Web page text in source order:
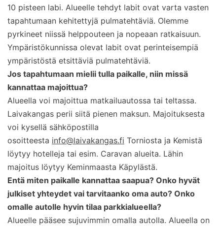
10 pisteen labi. Alueelle tehdyt labit ovat varta vasten
tapahtumaan kehitettyjä pulmatehtäviä. Olemme
pyrkineet niissä helppouteen ja nopeaan ratkaisuun.
Ympäristökunnissa olevat labit ovat perinteisempiä
ympäristöstä etsittäviä pulmatehtäviä.
Jos tapahtumaan mielii tulla paikalle, niin missä
kannattaa majoittua?
Alueella voi majoittua matkailuautossa tai teltassa.
Laivakangas perii siitä pienen maksun. Majoituksesta
voi kysellä sähköpostilla
osoitteesta info@laivakangas.fi Torniosta ja Kemistä
löytyy hotelleja tai esim. Caravan alueita. Lähin
majoitus löytyy Keminmaasta Käpylästä.
Entä miten paikalle kannattaa saapua? Onko hyvät
julkiset yhteydet vai tarvitaanko oma auto? Onko
omalle autolle hyvin tilaa parkkialueella?
Alueelle pääsee sujuvimmin omalla autolla. Alueella on